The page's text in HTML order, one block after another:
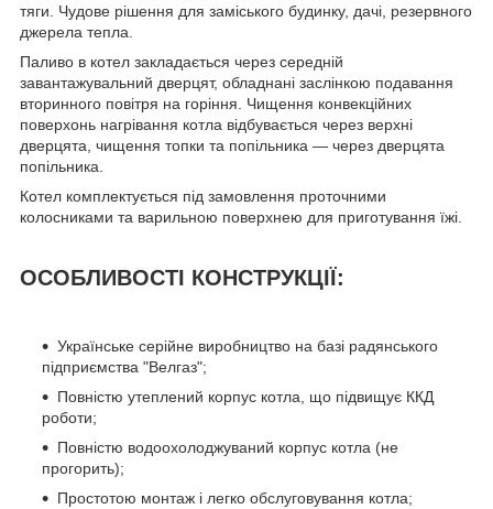
тяги. Чудове рішення для заміського будинку, дачі, резервного
джерела тепла.
Паливо в котел закладається через середній
завантажувальний дверцят, обладнані заслінкою подавання
вторинного повітря на горіння. Чищення конвекційних
поверхонь нагрівання котла відбувається через верхні
дверцята, чищення топки та попільника — через дверцята
попільника.
Котел комплектується під замовлення проточними
колосниками та варильною поверхнею для приготування їжі.
ОСОБЛИВОСТІ КОНСТРУКЦІЇ:
Українське серійне виробництво на базі радянського
підприємства "Велгаз";
Повністю утеплений корпус котла, що підвищує ККД
роботи;
Повністю водоохолоджуваний корпус котла (не
прогорить);
Простотою монтаж і легко обслуговування котла;